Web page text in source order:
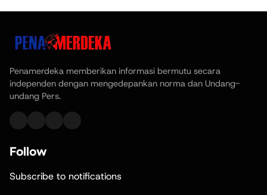
Penamerdeka memberikan informasi bermutu secara
independen dengan mengedepankan norma dan Undang-
undang Pers.
Follow
Subscribe to notifications